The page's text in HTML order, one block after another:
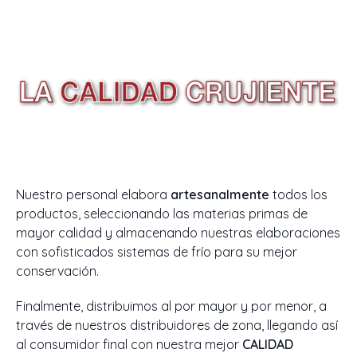
Nuestro personal elabora artesanalmente todos los
productos, seleccionando las materias primas de
mayor calidad y almacenando nuestras elaboraciones
con sofisticados sistemas de frío para su mejor
conservación.
Finalmente, distribuimos al por mayor y por menor, a
través de nuestros distribuidores de zona, llegando así
al consumidor final con nuestra mejor CALIDAD